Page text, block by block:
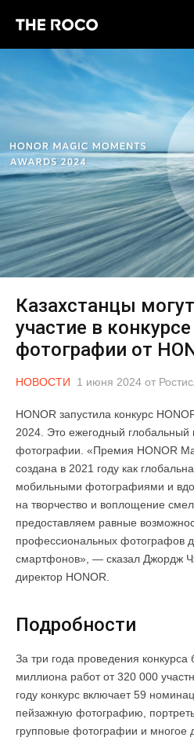
Казахстанцы
участие в
фотографии от
НОВОСТИ 1 июня 2024 от
HONOR запустила конкурс
2024. Это ежегодный глобальный
фотографии. «Премия HONOR
создана в 2021 году как
мобильными фотографиями и
на творчество и воплощение
предоставляем равные
профессиональных фотографов
смартфонов», — сказал Джордж
директор HONOR.
Подробности
За три года проведения
миллиона работ от 320 000
году конкурс включает 59
пейзажную фотографию,
групповые фотографии и многое